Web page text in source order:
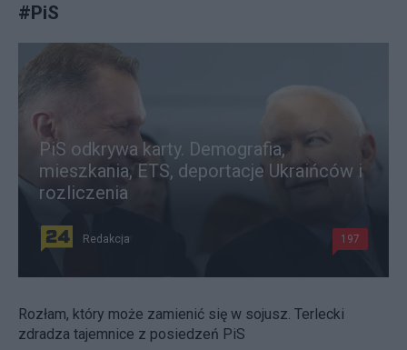
#PiS
PiS odkrywa karty. Demografia,
mieszkania, ETS, deportacje Ukraińców i
rozliczenia
Redakcja 197
Rozłam, który może zamienić się w sojusz. Terlecki
zdradza tajemnice z posiedzeń PiS